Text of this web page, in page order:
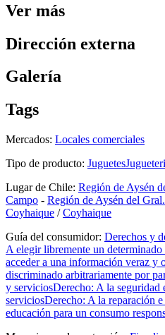
Ver más
Dirección externa
Galería
Tags
Mercados: Locales comerciales
Tipo de producto: Juguetes
Lugar de Chile: Región de Aysén
Campo - Región de Aysén del
Coyhaique /Coyhaique
Guía del consumidor: Derechos y
A elegir libremente un
acceder a una información veraz y
discriminado arbitrariamente por
y serviciosDerecho: A la seguridad
serviciosDerecho: A la reparación
educación para un consumo